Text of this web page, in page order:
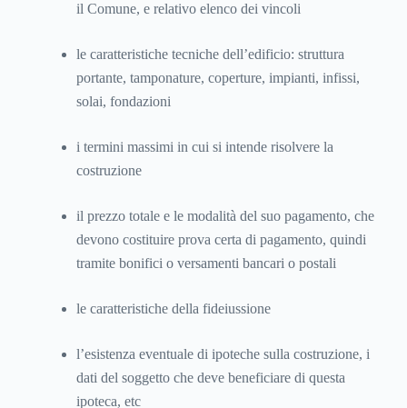
il Comune, e relativo elenco dei vincoli
le caratteristiche tecniche dell’edificio: struttura
portante, tamponature, coperture, impianti, infissi,
solai, fondazioni
i termini massimi in cui si intende risolvere la
costruzione
il prezzo totale e le modalità del suo pagamento, che
devono costituire prova certa di pagamento, quindi
tramite bonifici o versamenti bancari o postali
le caratteristiche della fideiussione
l’esistenza eventuale di ipoteche sulla costruzione, i
dati del soggetto che deve beneficiare di questa
ipoteca, etc